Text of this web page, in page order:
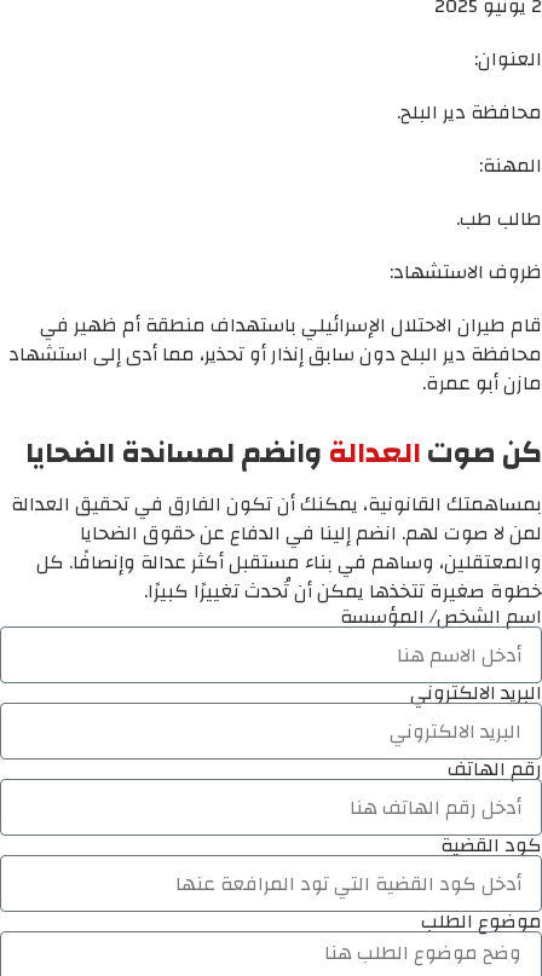
العنوان:
محافظة دير البلح.
المهنة:
طالب طب.
ظروف الاستشهاد:
قام طيران الاحتلال الإسرائيلي باستهداف منطقة أم ظهير في
محافظة دير البلح دون سابق إنذار أو تحذير، مما أدى إلى استشهاد
مازن أبو عمرة.
كن صوتالعدالةوانضم لمساندة الضحايا
بمساهمتك القانونية، يمكنك أن تكون الفارق في تحقيق العدالة
لمن لا صوت لهم. انضم إلينا في الدفاع عن حقوق الضحايا
والمعتقلين، وساهم في بناء مستقبل أكثر عدالة وإنصافًا. كل
خطوة صغيرة تتخذها يمكن أن تُحدث تغييرًا كبيرًا.
اسم الشخص/ المؤسسة
البريد الالكتروني
رقم الهاتف
كود القضية
موضوع الطلب